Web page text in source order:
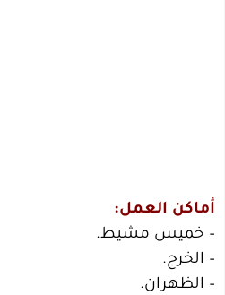
أماكن العمل:
– خميس مشيط.
– الخرج.
– الظهران.